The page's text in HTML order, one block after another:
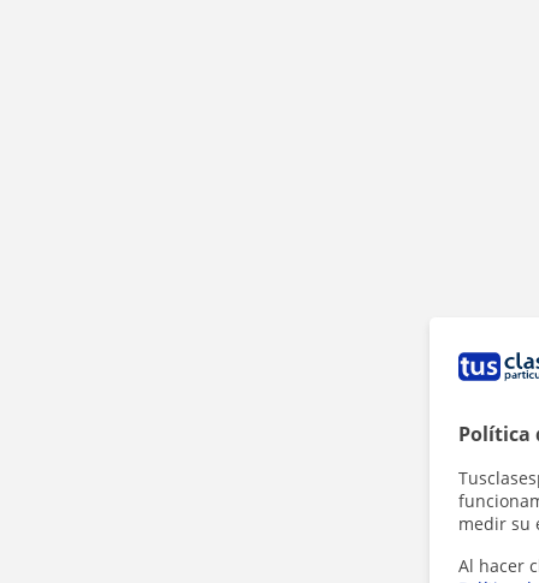
Política
medir su
Al hacer